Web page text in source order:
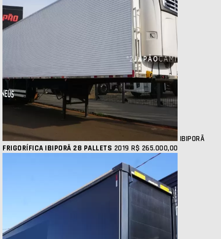
IBIPORÃ
FRIGORÍFICA IBIPORÃ 28 PALLETS 2019 R$ 265.000,00